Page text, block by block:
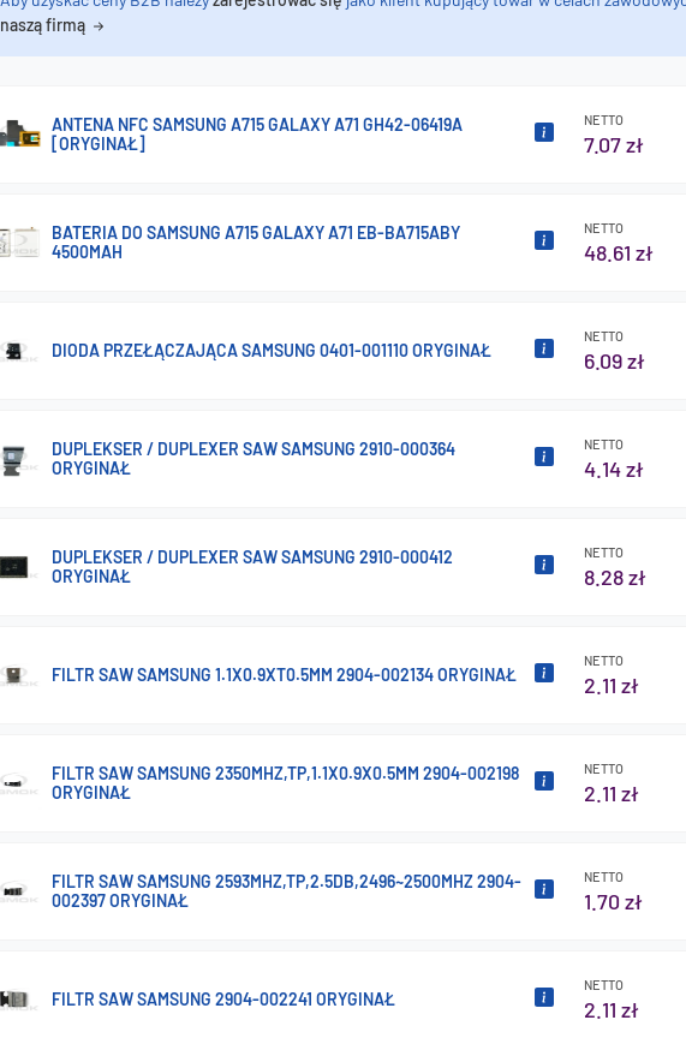
naszą firmą
ANTENA NFC SAMSUNG A715 GALAXY A71 GH42-06419A
[ORYGINAŁ]
NETTO
7.07 zł
BATERIA DO SAMSUNG A715 GALAXY A71 EB-BA715ABY
4500MAH
NETTO
48.61 zł
DIODA PRZEŁĄCZAJĄCA SAMSUNG 0401-001110 ORYGINAŁ
NETTO
6.09 zł
DUPLEKSER / DUPLEXER SAW SAMSUNG 2910-000364
ORYGINAŁ
NETTO
4.14 zł
DUPLEKSER / DUPLEXER SAW SAMSUNG 2910-000412
ORYGINAŁ
NETTO
8.28 zł
FILTR SAW SAMSUNG 1.1X0.9XT0.5MM 2904-002134 ORYGINAŁ
NETTO
2.11 zł
FILTR SAW SAMSUNG 2350MHZ,TP,1.1X0.9X0.5MM 2904-002198
ORYGINAŁ
NETTO
2.11 zł
FILTR SAW SAMSUNG 2593MHZ,TP,2.5DB,2496~2500MHZ 2904-
002397 ORYGINAŁ
NETTO
1.70 zł
FILTR SAW SAMSUNG 2904-002241 ORYGINAŁ
NETTO
2.11 zł